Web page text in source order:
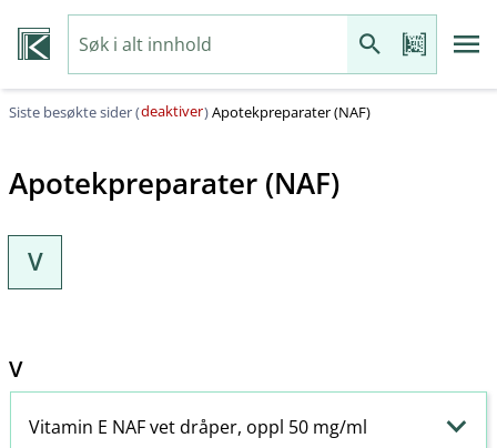
Siste besøkte sider (deaktiver)Apotekpreparater (NAF)
Apotekpreparater (NAF)
V
V
Vitamin E NAF vet dråper, oppl 50 mg/ml